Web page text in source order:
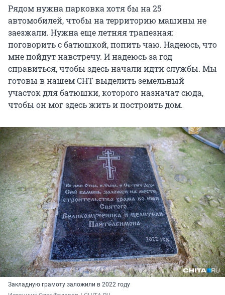
Рядом нужна парковка хотя бы на 25
автомобилей, чтобы на территорию машины не
заезжали. Нужна еще летняя трапезная:
поговорить с батюшкой, попить чаю. Надеюсь, что
мне пойдут навстречу. И надеюсь за год
справиться, чтобы здесь начали идти службы. Мы
готовы в нашем СНТ выделить земельный
участок для батюшки, которого назначат сюда,
чтобы он мог здесь жить и построить дом.
Закладную грамоту заложили в 2022 году